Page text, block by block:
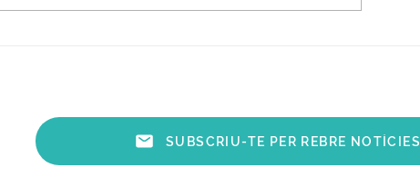
Abreviatures musicals
SUBSCRIU-TE PER REBRE NOTÍCIES